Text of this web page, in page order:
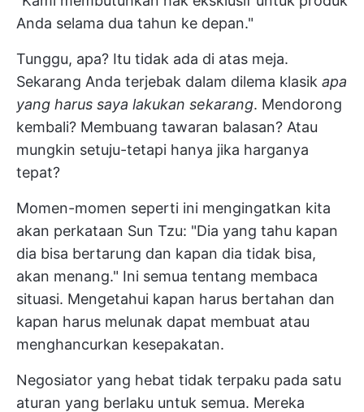
Anda selama dua tahun ke depan."
Tunggu, apa? Itu tidak ada di atas meja.
Sekarang Anda terjebak dalam dilema klasik apa
yang harus saya lakukan sekarang. Mendorong
kembali? Membuang tawaran balasan? Atau
mungkin setuju-tetapi hanya jika harganya
tepat?
Momen-momen seperti ini mengingatkan kita
akan perkataan Sun Tzu: "Dia yang tahu kapan
dia bisa bertarung dan kapan dia tidak bisa,
akan menang." Ini semua tentang membaca
situasi. Mengetahui kapan harus bertahan dan
kapan harus melunak dapat membuat atau
menghancurkan kesepakatan.
Negosiator yang hebat tidak terpaku pada satu
aturan yang berlaku untuk semua. Mereka